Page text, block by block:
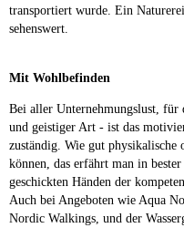
transportiert wurde. Ein
sehenswert.
Mit Wohlbefinden
Bei aller Unternehmungslust, für
und geistiger Art - ist das
zuständig. Wie gut physikalische
können, das erfährt man in
geschickten Händen der
Auch bei Angeboten wie Aqua
Nordic Walkings, und der